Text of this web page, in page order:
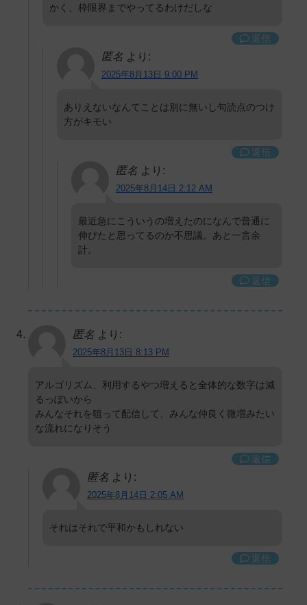
かく、枠限界までやってるわけだしな
返信
匿名 より:
2025年8月13日 9:00 PM
ありえないなんてことは別に無いし句読点のつけ
方がキモい
返信
匿名 より:
2025年8月14日 2:12 AM
最近急にこういうの増えたのになんで普通に
伸びたと思ってるのか不思議。あと一言余
計。
返信
匿名 より:
2025年8月13日 8:13 PM
アルゴリズム、利用するやつ増えると全体的な数字は減
るっぽいから
みんなそれを狙って配信して、みんな仲良く微増みたい
な流れになりそう
返信
匿名 より:
2025年8月14日 2:05 AM
それはそれで平和かもしれない
返信